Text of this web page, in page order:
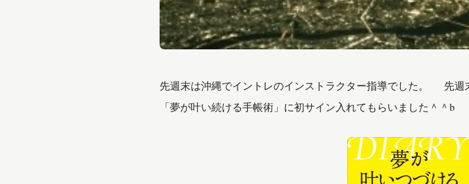
先週末は沖縄でイントレのインストラクター指導でした。 先週
「夢が叶い続ける手帳術」に初サイン入れてもらいました＾＾b